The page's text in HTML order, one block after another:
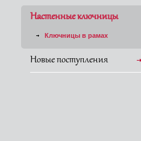
Настенные ключницы
Ключницы в рамах
Новые поступления